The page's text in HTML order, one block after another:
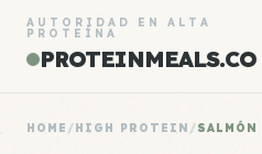
AUTORIDAD EN ALTA
PROTEÍNA
PROTEINMEALS.CO
HOME /HIGH PROTEIN /